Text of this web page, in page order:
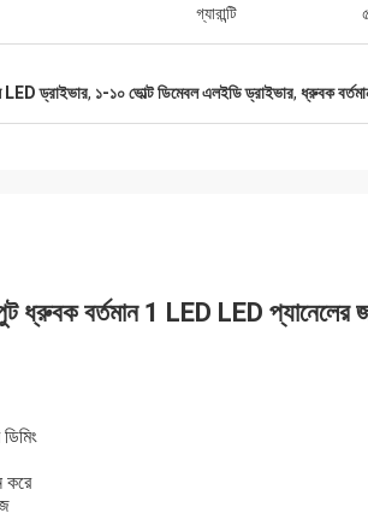
গ্যারান্টি
ড্রাইভার, ১-১০ ভোল্ট ডিমেবল এলইডি ড্রাইভার, ধ্রুবক
বর্তমান 1 LED LED প্যানেলের
করে